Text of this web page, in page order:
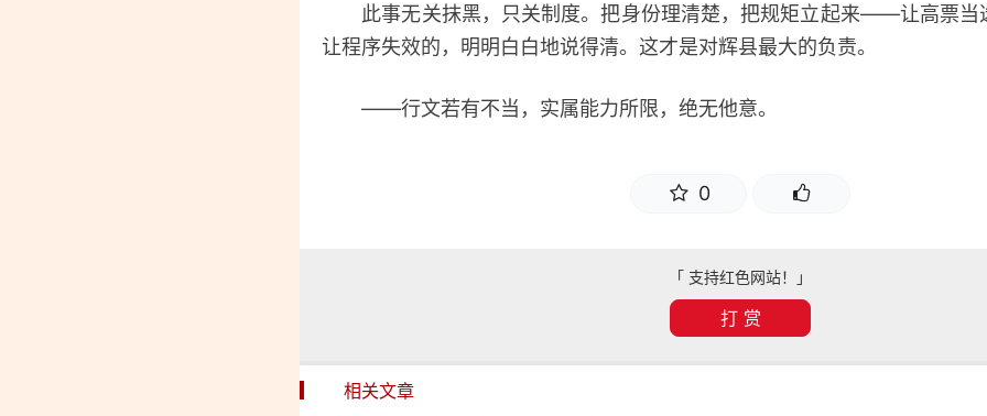
此事无关抹黑，只关制度。把身份理清楚，把规矩立起来——让高票当
让程序失效的，明明白白地说得清。这才是对辉县最大的负责。
——行文若有不当，实属能力所限，绝无他意。
0
「 支持红色网站！」
打 赏
相关文章